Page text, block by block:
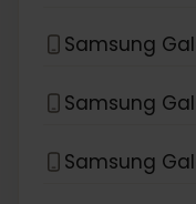
Samsung
Samsung
Samsung